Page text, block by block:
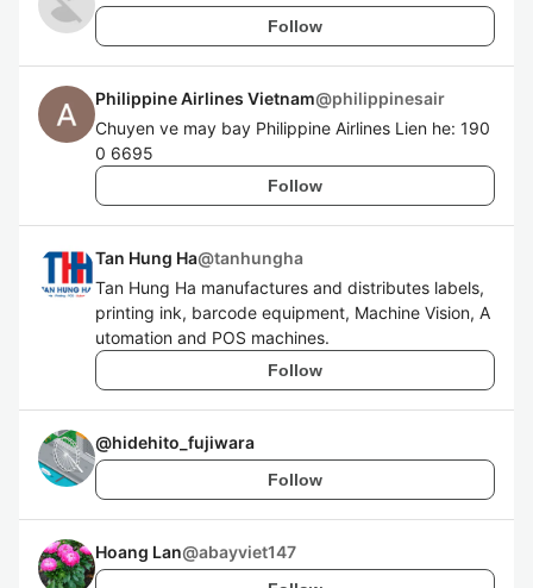
Follow
Philippine Airlines Vietnam@philippinesair
Chuyen ve may bay Philippine Airlines Lien he: 190
0 6695
Follow
Tan Hung Ha@tanhungha
Tan Hung Ha manufactures and distributes labels,
printing ink, barcode equipment, Machine Vision, A
utomation and POS machines.
Follow
@hidehito_fujiwara
Follow
Hoang Lan@abayviet147